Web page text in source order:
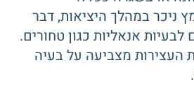
ניכר במהלך היציאות, דבר
לבעיות אנאליות כגון טחורים.
העצירות מצביעה על בעיה